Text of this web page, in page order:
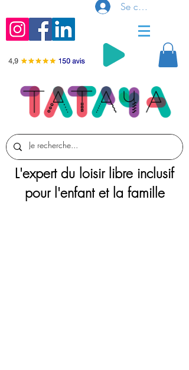
Se connecter
L'expert du loisir libre inclusif
pour l'enfant et la famille